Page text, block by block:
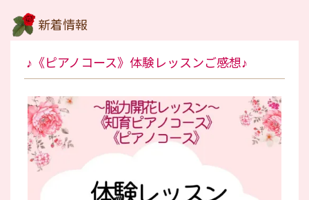
新着情報
♪《ピアノコース》体験レッスンご感想♪